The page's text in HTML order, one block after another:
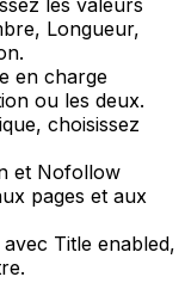
les valeurs
, Longueur,
.
en charge
ou les deux.
choisissez
et Nofollow
pages et aux
Title enabled,